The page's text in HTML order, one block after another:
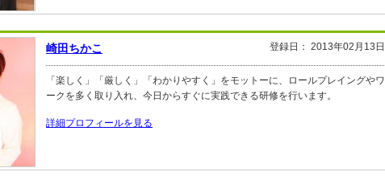
崎田ちかこ 登録日： 2013年02月13日
「楽しく」「厳しく」「わかりやすく」をモットーに、ロールプレイングやワ
ークを多く取り入れ、今日からすぐに実践できる研修を行います。
詳細プロフィールを見る